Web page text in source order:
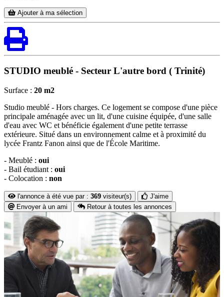
Ajouter à ma sélection
STUDIO meublé - Secteur L'autre bord ( Trinité)
Surface : 20 m2
Studio meublé - Hors charges. Ce logement se compose d'une pièce
principale aménagée avec un lit, d'une cuisine équipée, d'une salle
d'eau avec WC et bénéficie également d'une petite terrasse
extérieure. Situé dans un environnement calme et à proximité du
lycée Frantz Fanon ainsi que de l'École Maritime.
- Meublé : oui
- Bail étudiant : oui
- Colocation : non
l'annonce à été vue par : 369 visiteur(s)
J'aime
Envoyer à un ami
Retour à toutes les annonces